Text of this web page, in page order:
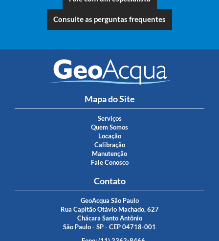
Consulte as perguntas frequentes
Mapa do Site
Serviços
Quem Somos
Locação
Calibração
Manutenção
Fale Conosco
Contato
GeoAcqua São Paulo
Rua Capitão Otávio Machado, 627
Chácara Santo Antônio
São Paulo - SP - CEP 04718-001